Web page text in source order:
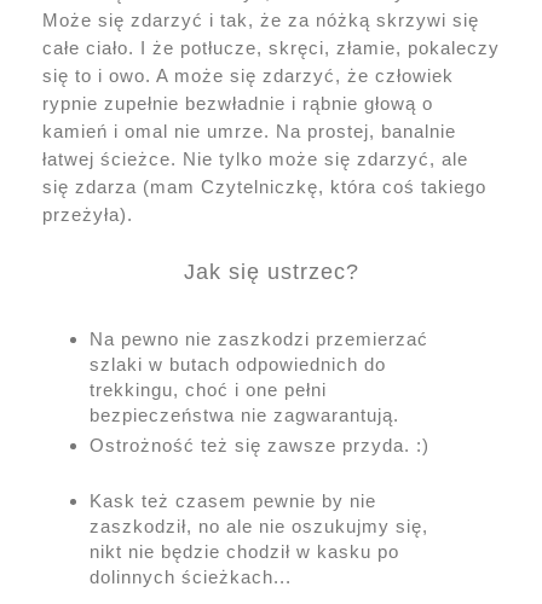
Może się zdarzyć i tak, że za nóżką skrzywi się
całe ciało. I że potłucze, skręci, złamie, pokaleczy
się to i owo. A może się zdarzyć, że człowiek
rypnie zupełnie bezwładnie i rąbnie głową o
kamień i omal nie umrze. Na prostej, banalnie
łatwej ścieżce. Nie tylko może się zdarzyć, ale
się zdarza (mam Czytelniczkę, która coś takiego
przeżyła).
Jak się ustrzec?
Na pewno nie zaszkodzi przemierzać
szlaki w butach odpowiednich do
trekkingu, choć i one pełni
bezpieczeństwa nie zagwarantują.
Ostrożność też się zawsze przyda. :)
Kask też czasem pewnie by nie
zaszkodził, no ale nie oszukujmy się,
nikt nie będzie chodził w kasku po
dolinnych ścieżkach...